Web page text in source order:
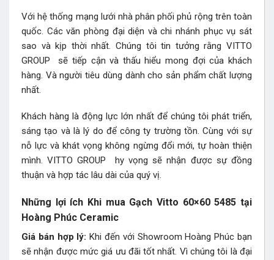
Với hệ thống mạng lưới nhà phân phối phủ rộng trên toàn
quốc. Các văn phòng đại diện và chi nhánh phục vụ sát
sao và kịp thời nhất. Chúng tôi tin tưởng rằng VITTO
GROUP sẽ tiếp cận và thấu hiểu mong đợi của khách
hàng. Và người tiêu dùng dành cho sản phẩm chất lượng
nhất.
Khách hàng là động lực lớn nhất để chúng tôi phát triển,
sáng tạo và là lý do để công ty trường tồn. Cùng với sự
nỗ lực và khát vọng không ngừng đổi mới, tự hoàn thiện
mình. VITTO GROUP hy vọng sẽ nhận được sự đồng
thuận và hợp tác lâu dài của quý vị.
Những lợi ích Khi mua Gạch Vitto 60×60 5485 tại
Hoàng Phúc Ceramic
Giá bán hợp lý:Khi đến với Showroom Hoàng Phúc bạn
sẽ nhận được mức giá ưu đãi tốt nhất. Vì chúng tôi là đại